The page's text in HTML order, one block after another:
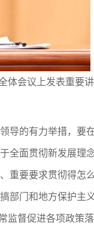
体会议上发表重要
导的有力举措，要
全面贯彻新发展理
重要要求贯彻得怎
部门和地方保护主
督促进各项政策落